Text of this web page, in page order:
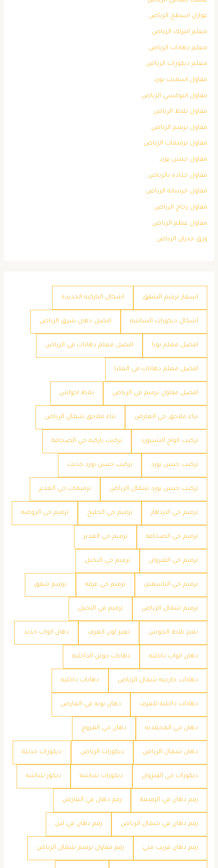
عوازل اسطح الرياض
معلم انترلك الرياض
معلم دهانات الرياض
معلم ديكورات الرياض
مقاول اسمنت بورد
مقاول ايبوكسي الرياض
مقاول بلاط الرياض
مقاول ترميم الرياض
مقاول ترميمات الرياض
مقاول جبس بورد
مقاول حداده بالرياض
مقاول خرسانه الرياض
مقاول زجاج الرياض
مقاول عظم الرياض
ورق جدران الرياض
اسعار ترميم الشقق اشكال الباركيه الجديدة
اشكال ديكورات الشاشه افضل دهان شرق الرياض
افضل معلم بويا افضل معلم دهانات في الرياض
افضل معلم دهانات في العليا
افضل مقاول ترميم في الرياض بلاط احواش
بناء ملاحق حي العارض بناء ملاحق شمال الرياض
تركيب الواح الشيبورد تركيب باركيه حي الصحافة
تركيب جبس بورد تركيب جبس بورد حديث
تركيب جبس بورد شمال الرياض ترميمات حي الغدير
ترميم حي الازدهار ترميم حي الخليج ترميم حي الروضه
ترميم حي الصحافه ترميم حي الغدير
ترميم حي القيروان ترميم حي النخيل
ترميم حي الياسمين ترميم حي عرقه ترميم شقق
ترميم شمال الرياض ترميم في النخيل
تغير بلاط الحوش تغير لون الغرف دهان ابواب حديد
دهان ابواب داخليه دهانات جوتن الداخليه
دهانات خارجيه شمال الرياض دهانات داخليه
دهانات داخليه للغرف دهان بويه في العارض
دهان حي المحمديه دهان حي المروج
دهان شمال الرياض ديكورات الرياض ديكورات حديثة
ديكورات حي القيروان ديكورات شاشه ديكور شاشه
رقم دهان في الرفيعة رقم دهان في العارض
رقم دهان في شمال الرياض رقم دهان في لبن
رقم دهان قريب مني رقم مقاول ترميم شمال الرياض